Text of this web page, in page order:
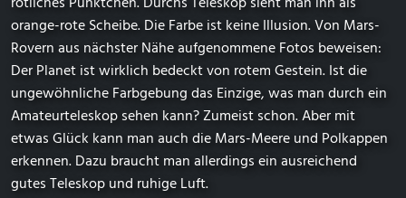
orange-rote Scheibe. Die Farbe ist keine Illusion. Von Mars-
Rovern aus nächster Nähe aufgenommene Fotos beweisen:
Der Planet ist wirklich bedeckt von rotem Gestein. Ist die
ungewöhnliche Farbgebung das Einzige, was man durch ein
Amateurteleskop sehen kann? Zumeist schon. Aber mit
etwas Glück kann man auch die Mars-Meere und Polkappen
erkennen. Dazu braucht man allerdings ein ausreichend
gutes Teleskop und ruhige Luft.